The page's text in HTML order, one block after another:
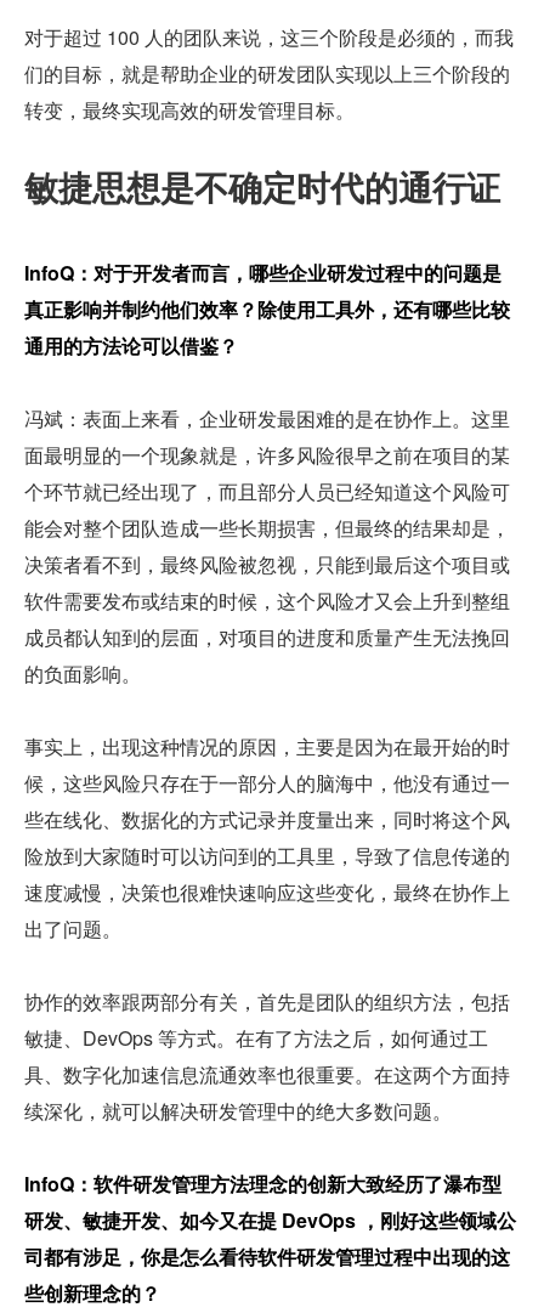
对于超过 100 人的团队来说，这三个阶段是必须的，而我
们的目标，就是帮助企业的研发团队实现以上三个阶段的
转变，最终实现高效的研发管理目标。
敏捷思想是不确定时代的通行证
InfoQ：对于开发者而言，哪些企业研发过程中的问题是
真正影响并制约他们效率？除使用工具外，还有哪些比较
通用的方法论可以借鉴？
冯斌：表面上来看，企业研发最困难的是在协作上。这里
面最明显的一个现象就是，许多风险很早之前在项目的某
个环节就已经出现了，而且部分人员已经知道这个风险可
能会对整个团队造成一些长期损害，但最终的结果却是，
决策者看不到，最终风险被忽视，只能到最后这个项目或
软件需要发布或结束的时候，这个风险才又会上升到整组
成员都认知到的层面，对项目的进度和质量产生无法挽回
的负面影响。
事实上，出现这种情况的原因，主要是因为在最开始的时
候，这些风险只存在于一部分人的脑海中，他没有通过一
些在线化、数据化的方式记录并度量出来，同时将这个风
险放到大家随时可以访问到的工具里，导致了信息传递的
速度减慢，决策也很难快速响应这些变化，最终在协作上
出了问题。
协作的效率跟两部分有关，首先是团队的组织方法，包括
敏捷、DevOps 等方式。在有了方法之后，如何通过工
具、数字化加速信息流通效率也很重要。在这两个方面持
续深化，就可以解决研发管理中的绝大多数问题。
InfoQ：软件研发管理方法理念的创新大致经历了瀑布型
研发、敏捷开发、如今又在提 DevOps ，刚好这些领域公
司都有涉足，你是怎么看待软件研发管理过程中出现的这
些创新理念的？